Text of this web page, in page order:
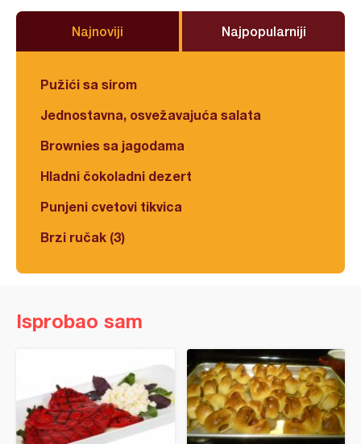
Najnoviji Najpopularniji
Pužići sa sirom
Jednostavna, osvežavajuća salata
Brownies sa jagodama
Hladni čokoladni dezert
Punjeni cvetovi tikvica
Brzi ručak (3)
Isprobao sam